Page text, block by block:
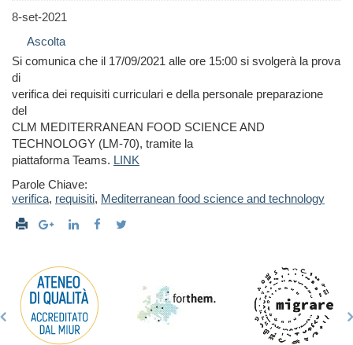
8-set-2021
Ascolta
Si comunica che il 17/09/2021 alle ore 15:00 si svolgerà la prova
di
verifica dei requisiti curriculari e della personale preparazione
del
CLM MEDITERRANEAN FOOD SCIENCE AND
TECHNOLOGY (LM-70), tramite la
piattaforma Teams. LINK
Parole Chiave:
verifica, requisiti, Mediterranean food science and technology